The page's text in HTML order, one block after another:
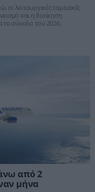
λειτουργικές ταμειακές
και η διοίκηση
το σύνολο του 2026.
από 2
μήνα